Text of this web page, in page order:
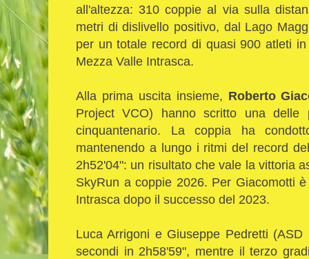
all'altezza: 310 coppie al via sulla
metri di dislivello positivo, dal Lago
per un totale record di quasi 900 atleti
Mezza Valle Intrasca.
Alla prima uscita insieme, Roberto
Project VCO) hanno scritto una delle
cinquantenario. La coppia ha
mantenendo a lungo i ritmi del record
2h52'04": un risultato che vale la vittoria
SkyRun a coppie 2026. Per Giacomotti
Intrasca dopo il successo del 2023.
Luca Arrigoni e Giuseppe Pedretti
secondi in 2h58'59", mentre il terzo